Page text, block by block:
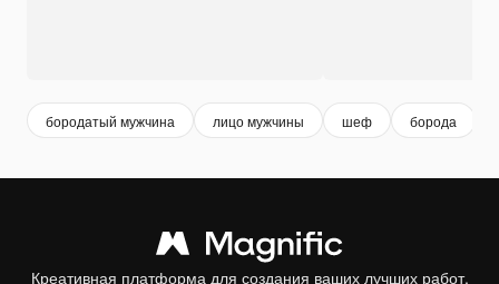
бородатый мужчина лицо мужчины шеф борода
Креативная платформа для создания ваших лучших работ.